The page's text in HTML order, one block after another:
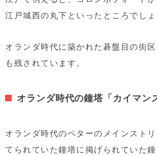
江戸城西の丸下といったところでしょ
オランダ時代に築かれた碁盤目の街
も残されています。
オランダ時代の鐘塔「カイマン
オランダ時代のペターのメインスト
てられていた鐘塔に掲げられていた